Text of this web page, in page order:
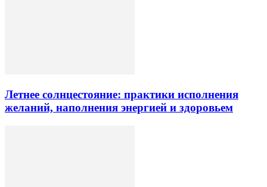
Летнее солнцестояние: практики исполнения
желаний, наполнения энергией и здоровьем